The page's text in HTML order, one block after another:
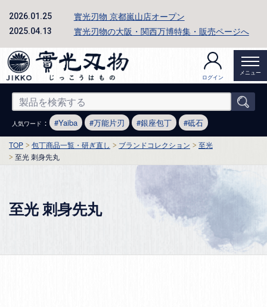
2026.01.25 實光刃物 京都嵐山店オープン
2025.04.13 實光刃物の大阪・関西万博特集・販売ページへ
ログイン
メニュー
人気ワード ： Yaiba 万能片刃 銀座包丁 砥石
TOP 包丁商品一覧・研ぎ直し ブランドコレクション
至光
至光 刺身先丸
至光 刺身先丸